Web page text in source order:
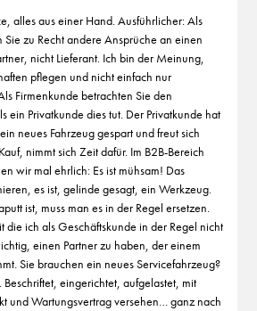
alles aus einer Hand. Ausführlicher: Als
Sie zu Recht andere Ansprüche an einen
nicht Lieferant. Ich bin der Meinung,
pflegen und nicht einfach nur
Firmenkunde betrachten Sie den
ein Privatkunde dies tut. Der Privatkunde hat
neues Fahrzeug gespart und freut sich
nimmt sich Zeit dafür. Im B2B-Bereich
wir mal ehrlich: Es ist mühsam! Das
es ist, gelinde gesagt, ein Werkzeug.
ist, muss man es in der Regel ersetzen.
die ich als Geschäftskunde in der Regel nicht
einen Partner zu haben, der einem
Sie brauchen ein neues Servicefahrzeug?
Beschriftet, eingerichtet, aufgelastet, mit
und Wartungsvertrag versehen… ganz nach